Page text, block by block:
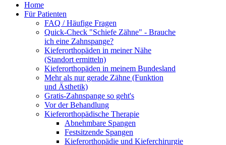
Home
Für Patienten
FAQ / Häufige Fragen
Quick-Check "Schiefe Zähne" - Brauche
ich eine Zahnspange?
Kieferorthopäden in meiner Nähe
(Standort ermitteln)
Kieferorthopäden in meinem Bundesland
Mehr als nur gerade Zähne (Funktion
und Ästhetik)
Gratis-Zahnspange so geht's
Vor der Behandlung
Kieferorthopädische Therapie
Abnehmbare Spangen
Festsitzende Spangen
Kieferorthopädie und Kieferchirurgie